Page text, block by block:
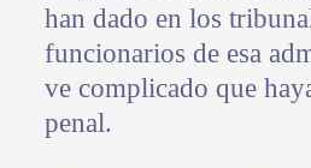
han dado en los
funcionarios de esa
ve complicado que
penal.